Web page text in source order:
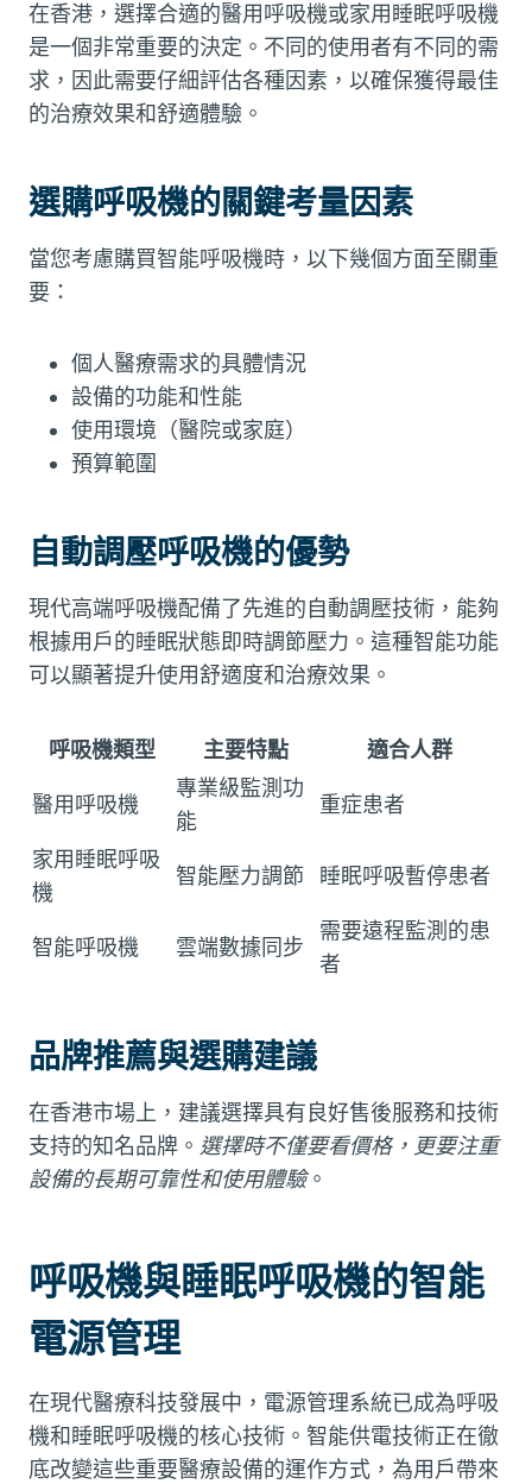
在香港，選擇合適的醫用呼吸機或家用睡眠呼吸機
是一個非常重要的決定。不同的使用者有不同的需
求，因此需要仔細評估各種因素，以確保獲得最佳
的治療效果和舒適體驗。
選購呼吸機的關鍵考量因素
當您考慮購買智能呼吸機時，以下幾個方面至關重
要：
個人醫療需求的具體情況
設備的功能和性能
使用環境（醫院或家庭）
預算範圍
自動調壓呼吸機的優勢
現代高端呼吸機配備了先進的自動調壓技術，能夠
根據用戶的睡眠狀態即時調節壓力。這種智能功能
可以顯著提升使用舒適度和治療效果。
呼吸機類型 主要特點 適合人群
醫用呼吸機
專業級監測功
能
重症患者
家用睡眠呼吸
機
智能壓力調節 睡眠呼吸暫停患者
智能呼吸機 雲端數據同步
需要遠程監測的患
者
品牌推薦與選購建議
在香港市場上，建議選擇具有良好售後服務和技術
支持的知名品牌。 選擇時不僅要看價格，更要注重
設備的長期可靠性和使用體驗。
呼吸機與睡眠呼吸機的智能
電源管理
在現代醫療科技發展中，電源管理系統已成為呼吸
機和睡眠呼吸機的核心技術。智能供電技術正在徹
底改變這些重要醫療設備的運作方式，為用戶帶來